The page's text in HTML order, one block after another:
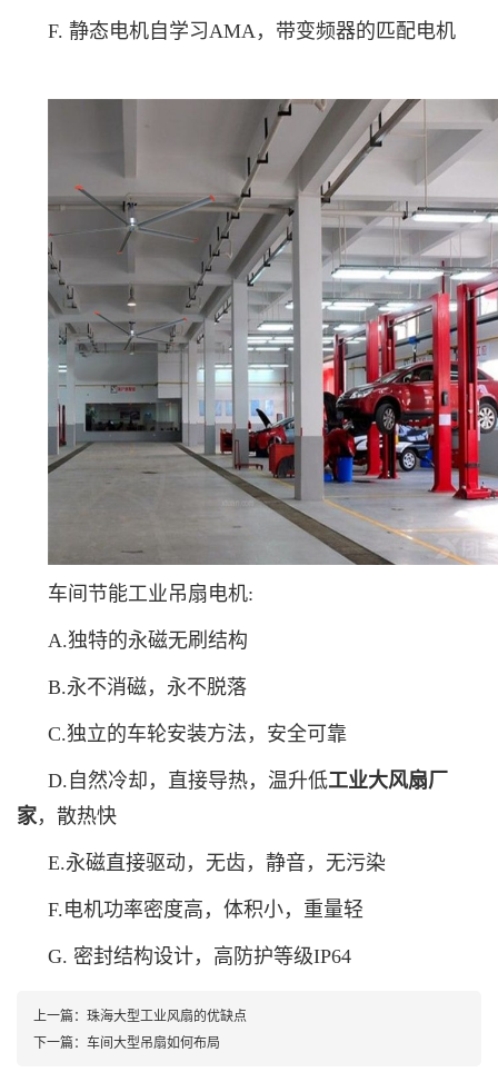
F. 静态电机自学习AMA，带变频器的匹配电机
车间节能工业吊扇电机:
A.独特的永磁无刷结构
B.永不消磁，永不脱落
C.独立的车轮安装方法，安全可靠
D.自然冷却，直接导热，温升低工业大风扇厂
家，散热快
E.永磁直接驱动，无齿，静音，无污染
F.电机功率密度高，体积小，重量轻
G. 密封结构设计，高防护等级IP64
上一篇： 珠海大型工业风扇的优缺点
下一篇： 车间大型吊扇如何布局